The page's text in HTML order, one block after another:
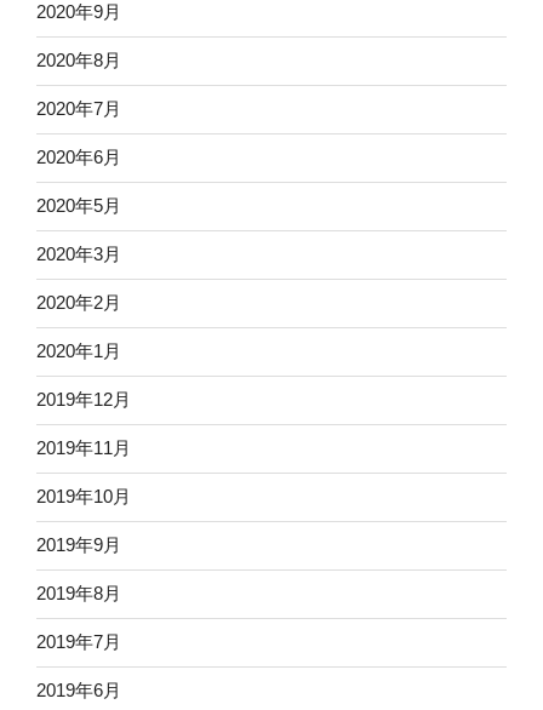
2020年9月
2020年8月
2020年7月
2020年6月
2020年5月
2020年3月
2020年2月
2020年1月
2019年12月
2019年11月
2019年10月
2019年9月
2019年8月
2019年7月
2019年6月